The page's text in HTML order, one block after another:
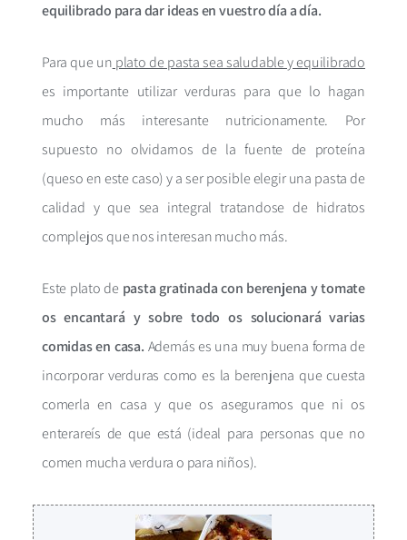
equilibrado para dar ideas en vuestro día a día.
Para que un plato de pasta sea saludable y equilibrado
es importante utilizar verduras para que lo hagan
mucho más interesante nutricionamente. Por
supuesto no olvidarnos de la fuente de proteína
(queso en este caso) y a ser posible elegir una pasta de
calidad y que sea integral tratandose de hidratos
complejos que nos interesan mucho más.
Este plato de pasta gratinada con berenjena y tomate
os encantará y sobre todo os solucionará varias
comidas en casa. Además es una muy buena forma de
incorporar verduras como es la berenjena que cuesta
comerla en casa y que os aseguramos que ni os
enterareís de que está (ideal para personas que no
comen mucha verdura o para niños).